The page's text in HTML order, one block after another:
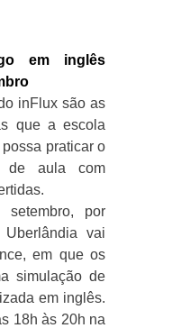
em inglês
inFlux são as
que a escola
praticar o
de aula com
por
vai
em que os
simulação de
em inglês.
18h às 20h na